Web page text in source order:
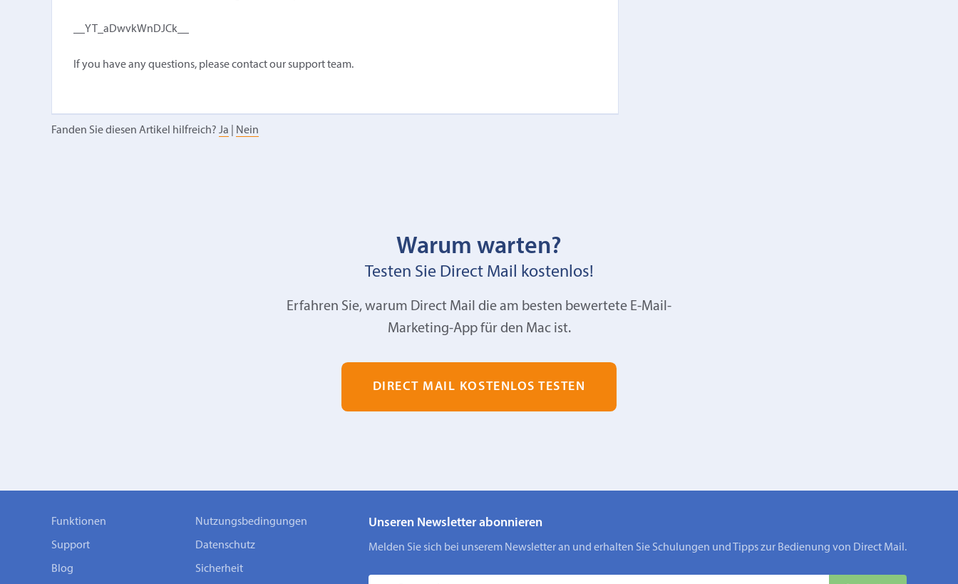
__YT_aDwvkWnDJCk__
If you have any questions, please contact our support team.
Fanden Sie diesen Artikel hilfreich? Ja Nein
Warum warten?
Testen Sie Direct Mail kostenlos!
Erfahren Sie, warum Direct Mail die am besten bewertete E-Mail-
Marketing-App für den Mac ist.
DIRECT MAIL KOSTENLOS TESTEN
Funktionen
Support
Blog
Nutzungsbedingungen
Datenschutz
Sicherheit
Unseren Newsletter abonnieren
Melden Sie sich bei unserem Newsletter an und erhalten Sie Schulungen und Tipps zur Bedienung von Direct Mail.